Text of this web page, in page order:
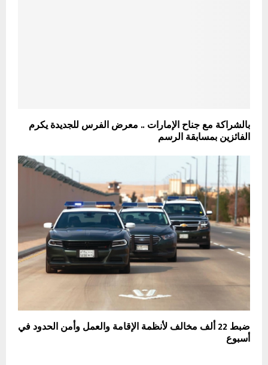
بالشراكة مع جناح الإمارات .. معرض الفرس للجديدة يكرم
الفائزين بمسابقة الرسم
ضبط 22 ألف مخالف لأنظمة الإقامة والعمل وأمن الحدود في
أسبوع